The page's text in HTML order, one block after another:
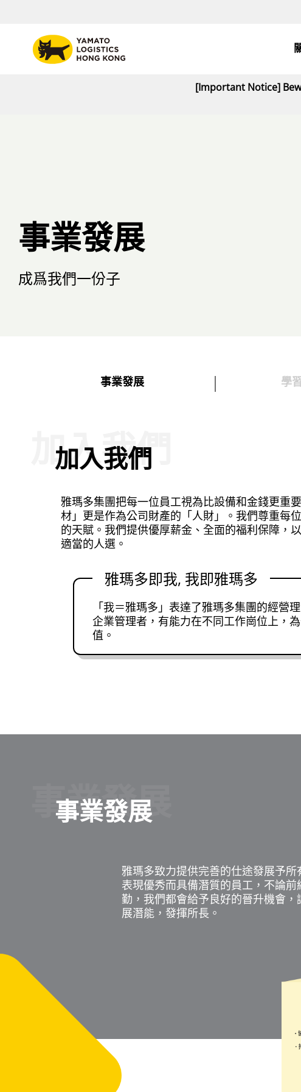
[Important Notice]
事業發展
成爲我們一份子
事業發展 學
加入我們
加入我們
雅瑪多集團把每一位員工視為比設備和金錢更重
材」更是作為公司財產的「人財」。我們尊重每
的天賦。我們提供優厚薪金、全面的福利保障，
適當的人選。
雅瑪多即我, 我即雅瑪多
「我＝雅瑪多」表達了雅瑪多集團的經營
企業管理者，有能力在不同工作崗位上，
值。
事業發展
事業發展
雅瑪多致力提供完善的仕途發展予所
表現優秀而具備潛質的員工，不論前
勤，我們都會給予良好的晉升機會，
展潛能，發揮所長。